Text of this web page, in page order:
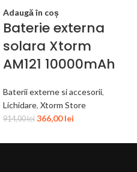
Adaugă în coș
Baterie externa
solara Xtorm
AM121 10000mAh
Baterii externe si accesorii,
Lichidare, Xtorm Store
914,00lei 366,00lei